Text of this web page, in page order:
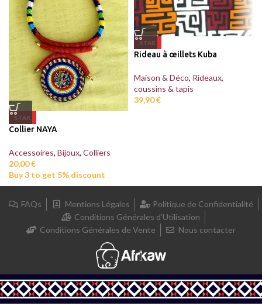
STAR
Collier NAYA
Accessoires, Bijoux, Colliers
20,00€
Buy 3 to get 5% discount
STAR
Rideau à œillets Kuba
Maison & Déco, Rideaux,
coussins & tapis
39,90€
FAQs Mentions Légales
Politique de Confidentialité
Conditions Générales d’Utilisation
Conditions Générales de Vente
Nous contacter